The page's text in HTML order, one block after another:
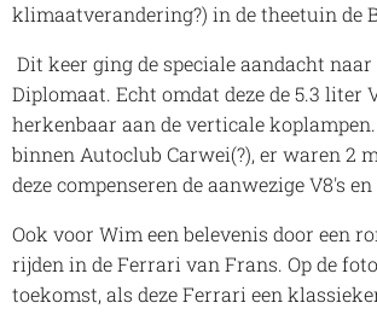
klimaatverandering?) in de theetuin de
Dit keer ging de speciale aandacht naar
Diplomaat. Echt omdat deze de 5.3 liter
herkenbaar aan de verticale
binnen Autoclub Carwei(?), er waren 2
deze compenseren de aanwezige V8's en
Ook voor Wim een belevenis door een
rijden in de Ferrari van Frans. Op de
toekomst, als deze Ferrari een